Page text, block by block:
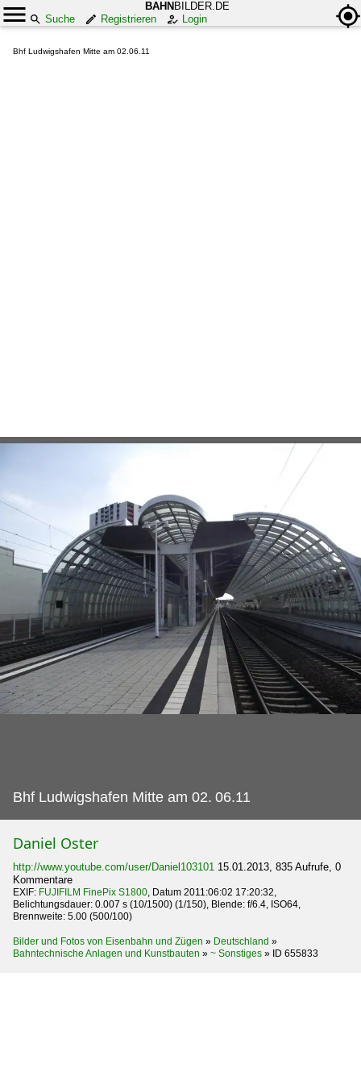
BAHN BILDER.DE
Suche
Registrieren Login
Bhf Ludwigshafen Mitte am 02.06.11
Bhf Ludwigshafen Mitte am 02. 06.11
Daniel Oster
http://www.youtube.com/user/Daniel103101 15.01.2013, 835 Aufrufe, 0
Kommentare
EXIF: FUJIFILM FinePix S1800, Datum 2011:06:02 17:20:32,
Belichtungsdauer: 0.007 s (10/1500) (1/150), Blende: f/6.4, ISO64,
Brennweite: 5.00 (500/100)
Bilder und Fotos von Eisenbahn und Zügen » Deutschland »
Bahntechnische Anlagen und Kunstbauten » ~ Sonstiges » ID 655833